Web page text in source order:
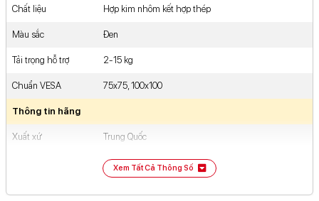
81-83 Võ Văn Ngân, Phường ...Chí Minh Xem bản đồ
112-114 Lê Văn Việt, Phường ...Chí Minh Xem bản đồ
349 Nguyễn Duy Trinh, Phường ...Chí Minh
Chất liệu Hợp kim nhôm kết hợp thép
Màu sắc Đen
Tải trọng hỗ trợ 2-15 kg
Chuẩn VESA 75x75, 100x100
Thông tin hãng
Xuất xứ Trung Quốc
North Bayou
Xem Tất Cả Thông Số